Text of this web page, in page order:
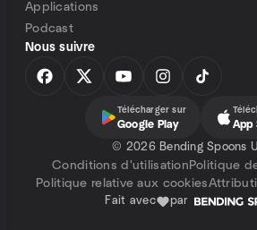
Applications
Podcast
Nous suivre
Télécharger sur
Google Play App
© 2026 Bending Spoons
Conditions d'utilisation Politique
Politique relative aux cookies
Fait avec par